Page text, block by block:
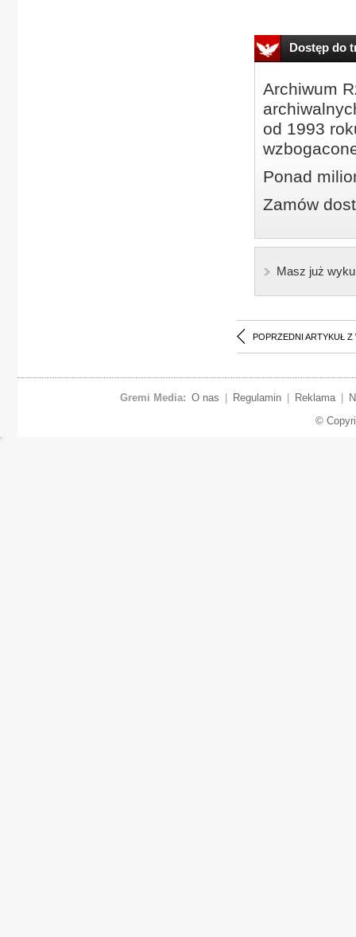
Dostęp do
Archiwum
od 1993
Ponad
Zamów
Masz już
POPRZEDNI ARTYKUŁ Z
Gremi Media: O nas Regulamin Reklama
©